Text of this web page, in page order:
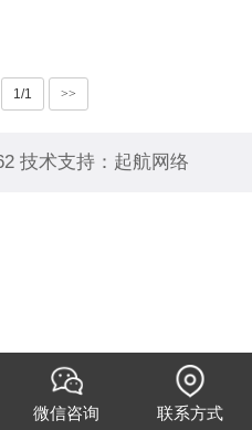
1/1 >>
技术支持： 起航网络
微信咨询 联系方式